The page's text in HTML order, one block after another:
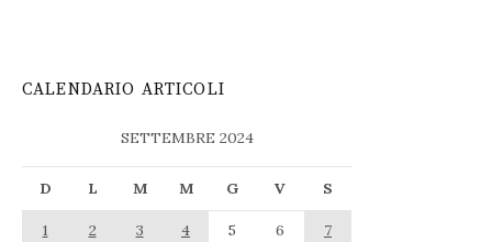
CALENDARIO ARTICOLI
SETTEMBRE 2024
D L M M G V S
1 2 3 4 5 6
7